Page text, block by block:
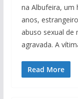
na Albufeira, um
anos,
abuso sexual de
agravada. A
Read More